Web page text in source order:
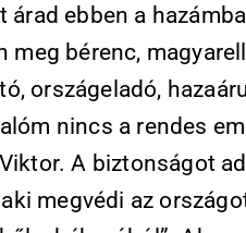
árad ebben a
meg bérenc,
országeladó,
nincs a rendes
A biztonságot
megvédi az